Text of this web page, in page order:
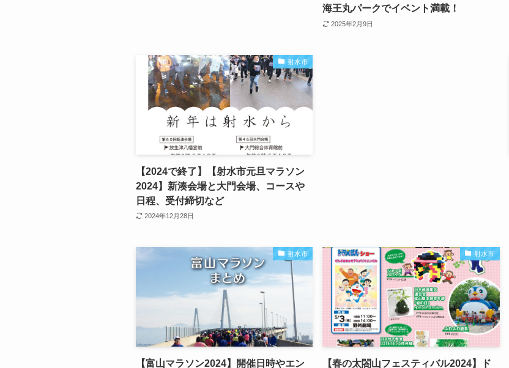
海王丸パークでイベント満載！
2025年2月9日
射水市
【2024で終了】【射水市元旦マラソン
2024】新湊会場と大門会場、コースや
日程、受付締切など
2024年12月28日
射水市
【富山マラソン2024】開催日時やエン
射水市
【春の太閤山フェスティバル2024】ド